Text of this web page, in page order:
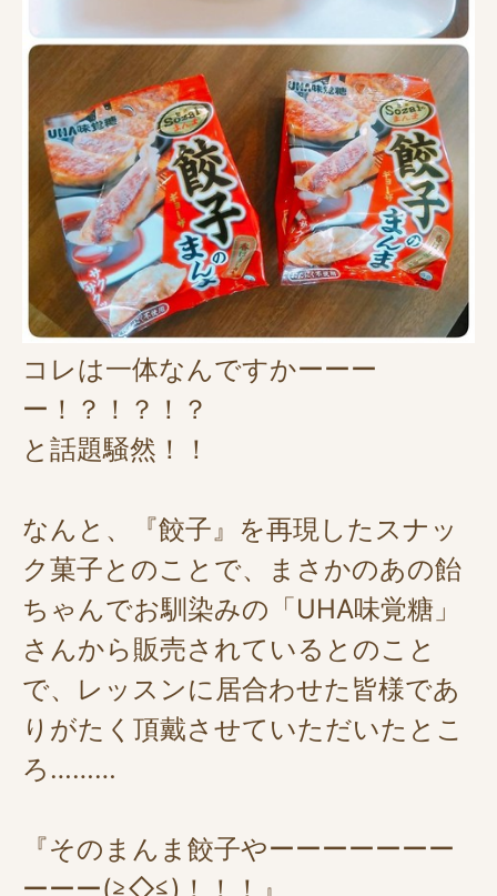
コレは一体なんですかーーー
ー！？！？！？
と話題騒然！！
なんと、『餃子』を再現したスナッ
ク菓子とのことで、まさかのあの飴
ちゃんでお馴染みの「UHA味覚糖」
さんから販売されているとのこと
で、レッスンに居合わせた皆様であ
りがたく頂戴させていただいたとこ
ろ………
『そのまんま餃子やーーーーーーー
ーーー(≧◇≦)！！！』